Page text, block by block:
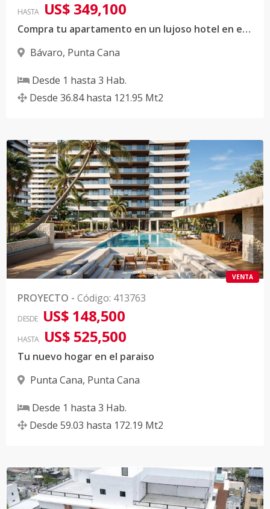
HASTA US$ 349,100
Compra tu apartamento en un lujoso hotel en el mejor complejo hotelero del Caribe en Punta Cana
Bávaro, Punta Cana
Desde 1 hasta 3 Hab.
Desde 36.84 hasta 121.95 Mt2
VENTA
PROYECTO - Código: 413763
DESDE US$ 148,500
HASTA US$ 525,500
Tu nuevo hogar en el paraiso
Punta Cana, Punta Cana
Desde 1 hasta 3 Hab.
Desde 59.03 hasta 172.19 Mt2